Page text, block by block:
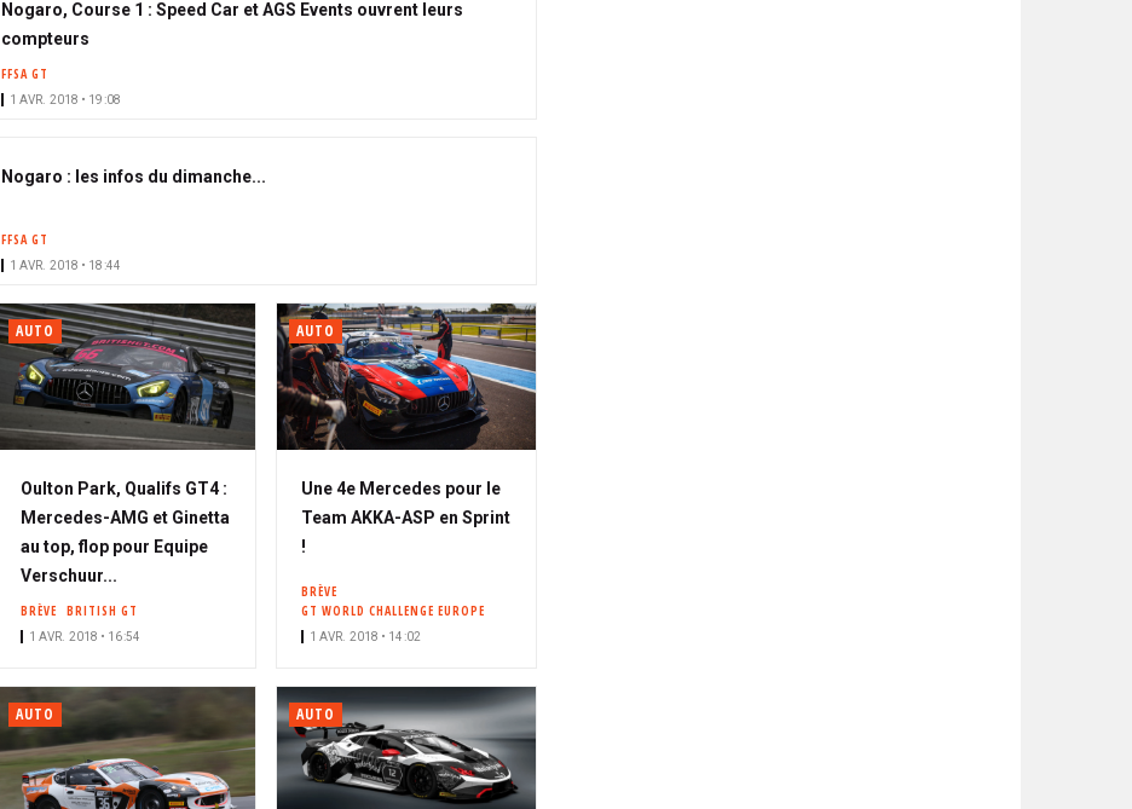
Nogaro, Course 1 : Speed Car et AGS Events ouvrent leurs
compteurs
FFSA GT
1 AVR. 2018 • 19:08
Nogaro : les infos du dimanche...
FFSA GT
1 AVR. 2018 • 18:44
AUTO
Oulton Park, Qualifs GT4 :
Mercedes-AMG et Ginetta
au top, flop pour Equipe
Verschuur...
BRÈVE BRITISH GT
1 AVR. 2018 • 16:54
AUTO
Une 4e Mercedes pour le
Team AKKA-ASP en Sprint
!
BRÈVE
GT WORLD CHALLENGE EUROPE
1 AVR. 2018 • 14:02
AUTO AUTO